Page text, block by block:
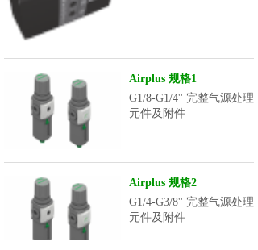
Airplus 规格1
G1/8-G1/4'' 完整气源处理
元件及附件
Airplus 规格2
G1/4-G3/8'' 完整气源处理
元件及附件